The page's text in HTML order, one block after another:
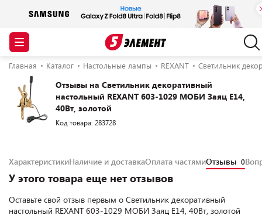
Главная Каталог Настольные лампы REXANT Светильник
Отзывы на Светильник декоративный
настольный REXANT 603-1029 МОБИ Заяц Е14,
40Вт, золотой
Код товара: 283728
ХарактеристикиНаличие и доставкаОплата частямиОтзывы 0
У этого товара еще нет отзывов
Оставьте свой отзыв первым о Светильник декоративный
настольный REXANT 603-1029 МОБИ Заяц Е14, 40Вт, золотой